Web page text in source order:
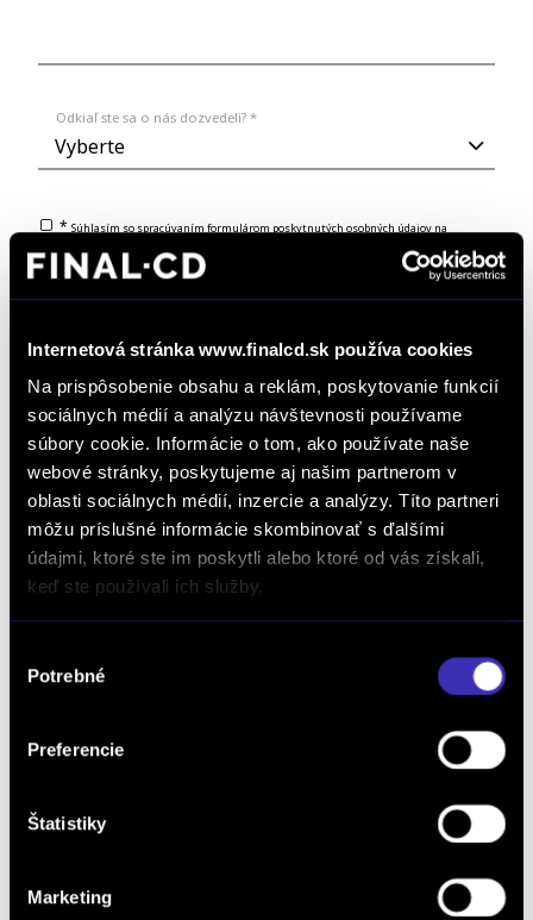
Internetová stránka www.finalcd.sk používa cookies
Na prispôsobenie obsahu a reklám, poskytovanie funkcií
sociálnych médií a analýzu návštevnosti používame
súbory cookie. Informácie o tom, ako používate naše
webové stránky, poskytujeme aj našim partnerom v
oblasti sociálnych médií, inzercie a analýzy. Títo partneri
môžu príslušné informácie skombinovať s ďalšími
údajmi, ktoré ste im poskytli alebo ktoré od vás získali,
keď ste používali ich služby.
súhlasu
Potrebné
Preferencie
Štatistiky
Marketing
Odkiaľ ste sa o nás dozvedeli? *
* Súhlasím so spracúvaním formulárom poskytnutých osobných údajov na
prostredníctvom online formulárov na webstránke www.finalcd.sk.S podmienkami
spracúvania osobných údajov sa oboznámim TU.
Súhlasím so zasielaním marketingových emailov a elektronických
vozidiel FINAL-CD.
S podmienkami spracúvania osobných údajov na tento účel sa
Dopyt na vozidlo